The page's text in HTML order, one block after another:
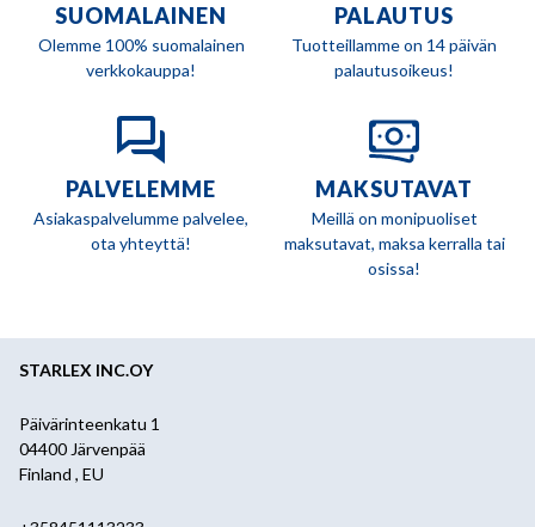
SUOMALAINEN
Olemme 100% suomalainen
verkkokauppa!
PALAUTUS
Tuotteillamme on 14 päivän
palautusoikeus!
PALVELEMME
Asiakaspalvelumme palvelee,
ota yhteyttä!
MAKSUTAVAT
Meillä on monipuoliset
maksutavat, maksa kerralla tai
osissa!
STARLEX INC.OY
Päivärinteenkatu 1
04400 Järvenpää
Finland , EU